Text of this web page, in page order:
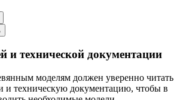
и технической документации
моделям должен уверенно читать
и техническую документацию, чтобы в